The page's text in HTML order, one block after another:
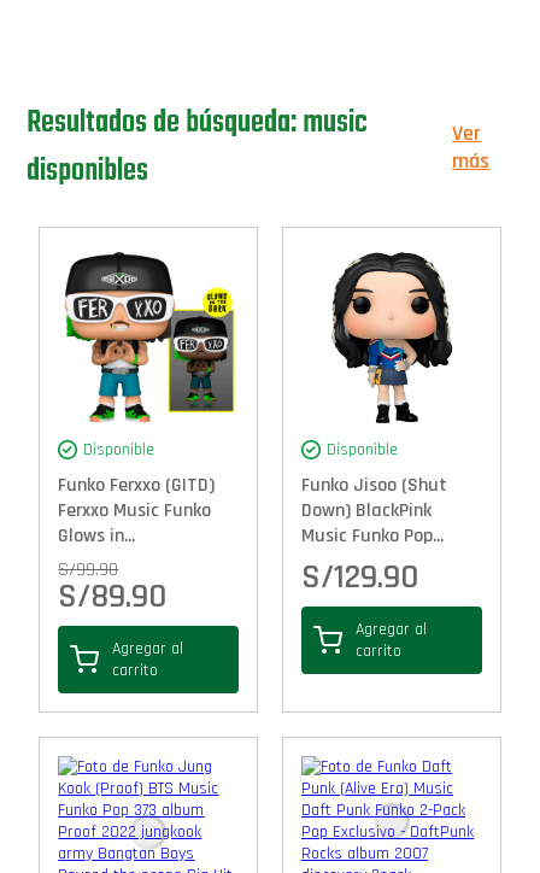
Resultados de búsqueda: music
disponibles
Ver
más
Disponible
Funko Ferxxo (GITD)
Ferxxo Music Funko
Glows in...
S/99.90
S/89.90
Agregar al
carrito
Disponible
Funko Jisoo (Shut
Down) BlackPink
Music Funko Pop...
S/129.90
Agregar al
carrito